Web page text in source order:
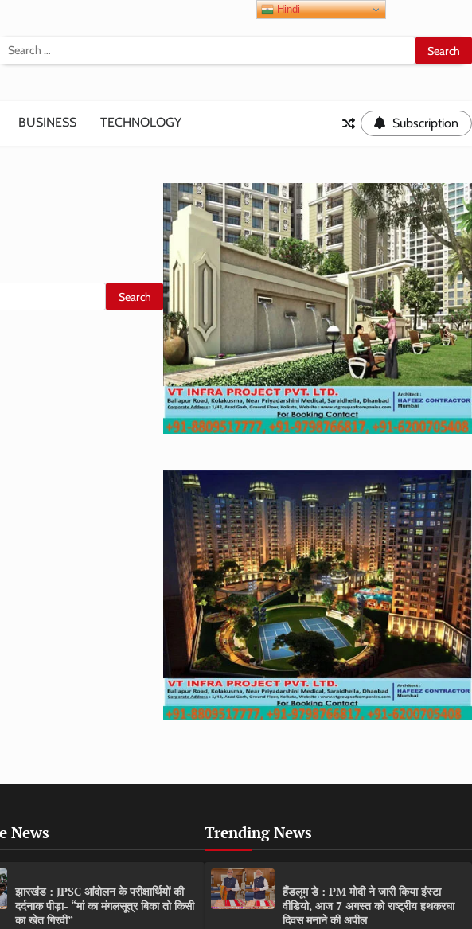
Search
BUSINESS TECHNOLOGY Subscription
News
झारखंड : JPSC आंदोलन के परीक्षार्थियों की
दर्दनाक पीड़ा- “मां का मंगलसूत्र बिका तो किसी
का खेत गिरवी”
Trending News
हैंडलूम डे : PM मोदी ने जारी किया इंस्टा
वीडियो, आज 7 अगस्त को राष्ट्रीय हथकरघा
दिवस मनाने की अपील
Hindi